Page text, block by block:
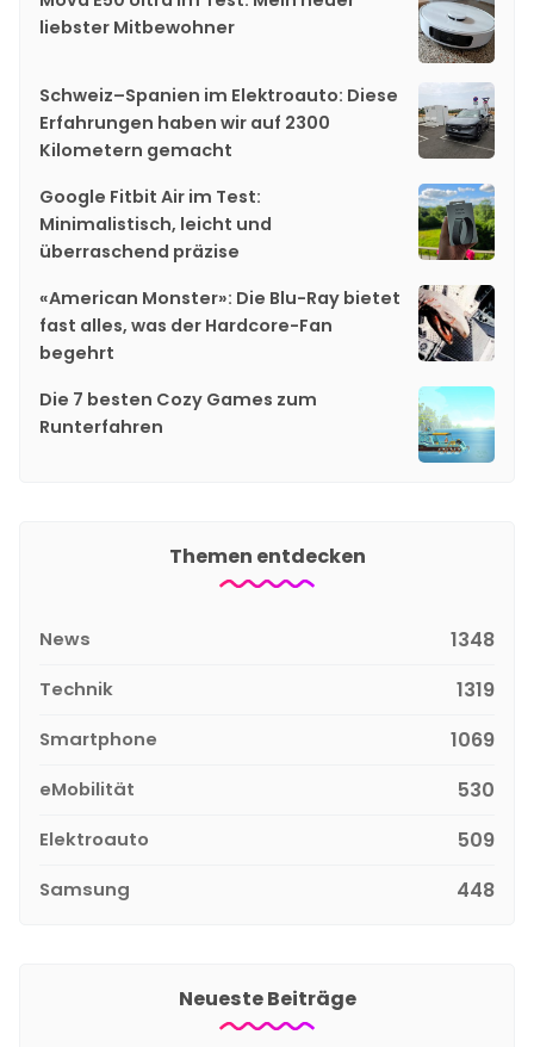
liebster Mitbewohner
Schweiz–Spanien im Elektroauto: Diese
Erfahrungen haben wir auf 2300
Kilometern gemacht
Google Fitbit Air im Test:
Minimalistisch, leicht und
überraschend präzise
«American Monster»: Die Blu-Ray bietet
fast alles, was der Hardcore-Fan
begehrt
Die 7 besten Cozy Games zum
Runterfahren
Themen entdecken
News 1348
Technik 1319
Smartphone 1069
eMobilität 530
Elektroauto 509
Samsung 448
Neueste Beiträge